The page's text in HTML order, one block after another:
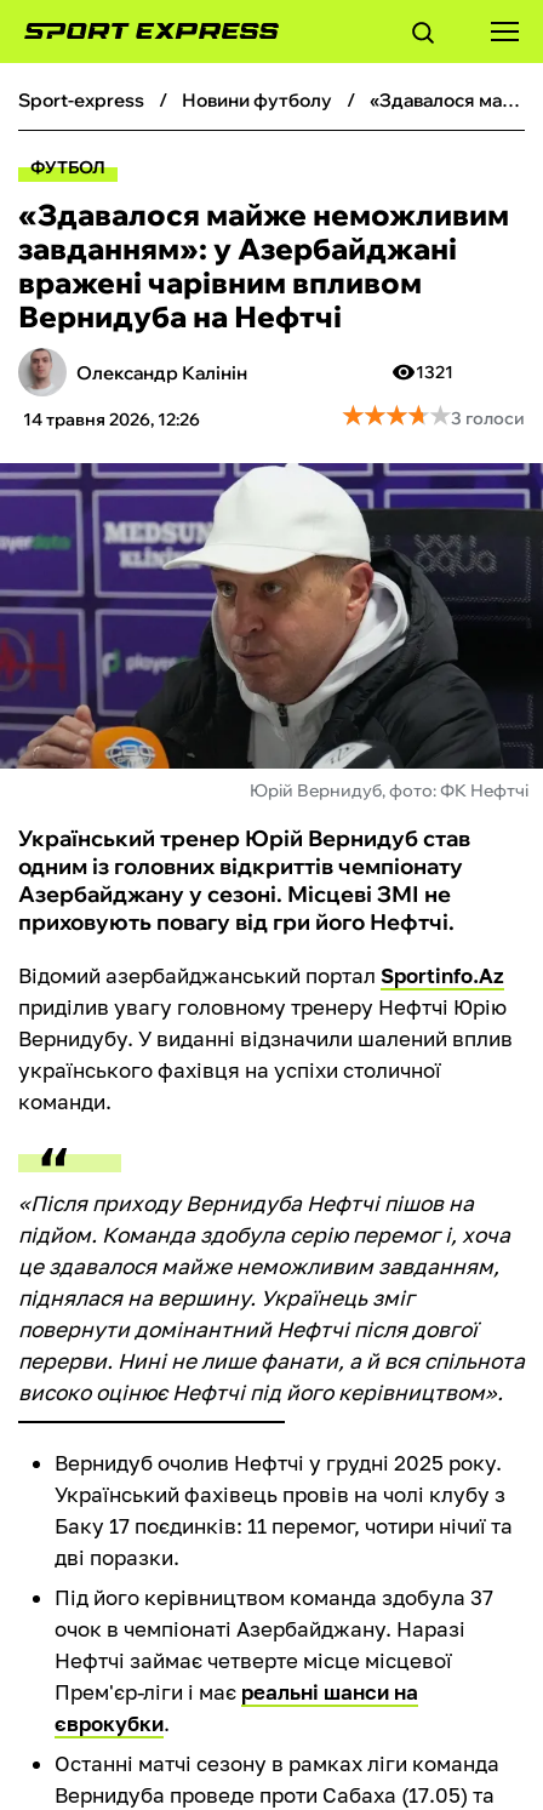
ФУТБОЛ
БОКС
ХОКЕЙ
ТЕНІС
КІБЕРСПОРТ
ЧС-2026
ФУТЗАЛ
ІНШІ
БУКМЕКЕРИ
sport-express новини футболу «Здавалося майже неможливим завданням»: у Азербайджані вражені чарівним впливом Вернидуба на Нефтчі
ФУТБОЛ
«Здавалося майже неможливим
завданням»: у Азербайджані
вражені чарівним впливом
Вернидуба на Нефтчі
Олександр Калінін
14 травня 2026, 12:26
1321
★★★★★
★★★★★3 голоси
Юрій Вернидуб, фото: ФК Нефтчі
Український тренер Юрій Вернидуб став
одним із головних відкриттів чемпіонату
Азербайджану у сезоні. Місцеві ЗМІ не
приховують повагу від гри його Нефтчі.
Відомий азербайджанський портал Sportinfo.Аz
приділив увагу головному тренеру Нефтчі Юрію
Вернидубу. У виданні відзначили шалений вплив
українського фахівця на успіхи столичної
команди.
«Після приходу Вернидуба Нефтчі пішов на
підйом. Команда здобула серію перемог і, хоча
це здавалося майже неможливим завданням,
піднялася на вершину. Українець зміг
повернути домінантний Нефтчі після довгої
перерви. Нині не лише фанати, а й вся спільнота
високо оцінює Нефтчі під його керівництвом».
Вернидуб очолив Нефтчі у грудні 2025 року.
Український фахівець провів на чолі клубу з
Баку 17 поєдинків: 11 перемог, чотири нічиї та
дві поразки.
Під його керівництвом команда здобула 37
очок в чемпіонаті Азербайджану. Наразі
Нефтчі займає четверте місце місцевої
Прем'єр-ліги і має реальні шанси на
єврокубки.
Останні матчі сезону в рамках ліги команда
Вернидуба проведе проти Сабаха (17.05) та